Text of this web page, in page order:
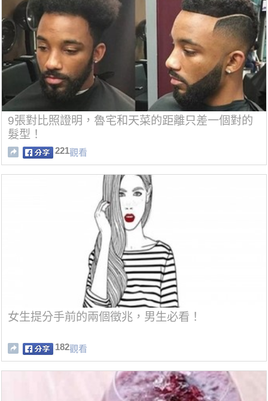
9張對比照證明，魯宅和天菜的距離只差一個對的
髮型！
221觀看
女生提分手前的兩個徵兆，男生必看！
182觀看